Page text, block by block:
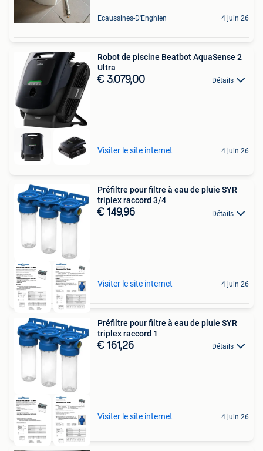
Ecaussines-D'Enghien 4 juin 26
Robot de piscine Beatbot AquaSense 2
Ultra
€ 3.079,00 Détails
Visiter le site internet 4 juin 26
Préfiltre pour filtre à eau de pluie SYR
triplex raccord 3/4
€ 149,96 Détails
Visiter le site internet 4 juin 26
Préfiltre pour filtre à eau de pluie SYR
triplex raccord 1
€ 161,26 Détails
Visiter le site internet 4 juin 26